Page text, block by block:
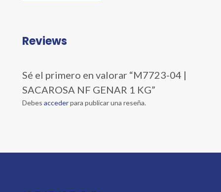
Reviews
Sé el primero en valorar “M7723-04 |
SACAROSA NF GENAR 1 KG”
Debes accederpara publicar una reseña.